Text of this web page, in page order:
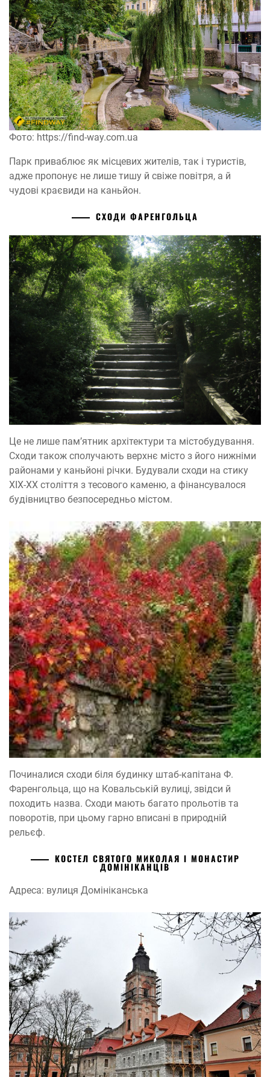
Фото: https://find-way.com.ua
Парк приваблює як місцевих жителів, так і туристів,
адже пропонує не лише тишу й свіже повітря, а й
чудові краєвиди на каньйон.
СХОДИ ФАРЕНГОЛЬЦА
Це не лише пам’ятник архітектури та містобудування.
Сходи також сполучають верхнє місто з його нижніми
районами у каньйоні річки. Будували сходи на стику
ХІХ-ХХ століття з тесового каменю, а фінансувалося
будівництво безпосередньо містом.
Починалися сходи біля будинку штаб-капітана Ф.
Фаренгольца, що на Ковальській вулиці, звідси й
походить назва. Сходи мають багато прольотів та
поворотів, при цьому гарно вписані в природній
рельєф.
КОСТЕЛ СВЯТОГО МИКОЛАЯ І МОНАСТИР
ДОМІНІКАНЦІВ
Адреса: вулиця Домiнiканська